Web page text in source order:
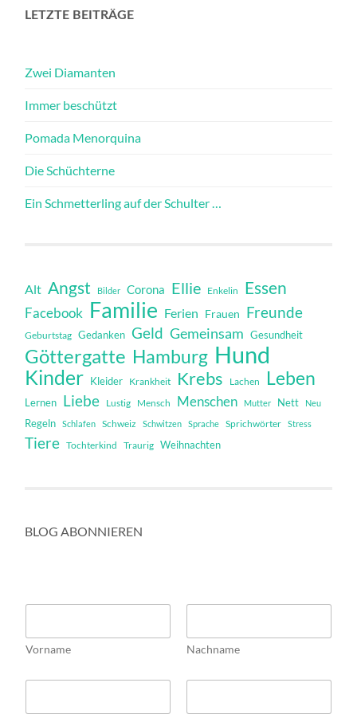
LETZTE BEITRÄGE
Zwei Diamanten
Immer beschützt
Pomada Menorquina
Die Schüchterne
Ein Schmetterling auf der Schulter …
Alt Angst Bilder Corona Ellie Enkelin Essen
Facebook Familie Ferien Frauen Freunde
Geburtstag Gedanken Geld Gemeinsam Gesundheit
Göttergatte Hamburg Hund
Kinder Kleider Krankheit Krebs Lachen Leben
Lernen Liebe Lustig Mensch Menschen Mutter Nett Neu
Regeln Schlafen Schweiz Schwitzen Sprache Sprichwörter Stress
Tiere Tochterkind Traurig Weihnachten
BLOG ABONNIEREN
N
m
e
Vorname Nachname
E